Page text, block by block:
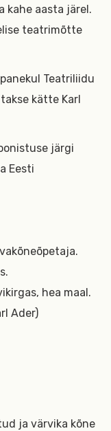
kahe aasta järel.
teatrimõtte
Teatriliidu
kätte Karl
järgi
Eesti
hea maal.
Ader)
ja värvika kõne